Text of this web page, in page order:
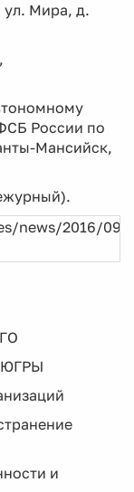
ул. Мира, д.
России по
Мансийск,
и